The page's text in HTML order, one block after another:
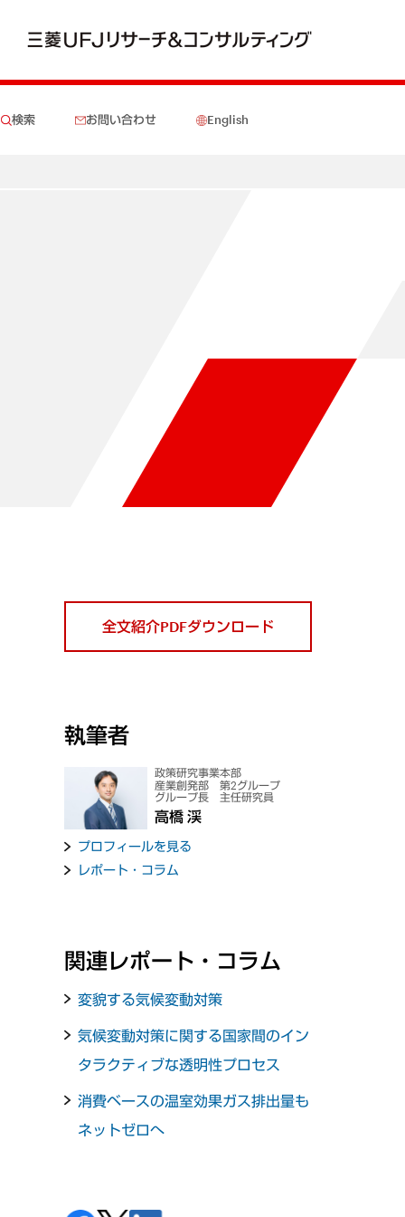
検索 お問い合わせ English
全文紹介PDFダウンロード
執筆者
政策研究事業本部
産業創発部 第2グループ
グループ長 主任研究員
高橋 渓
プロフィールを見る
レポート・コラム
関連レポート・コラム
変貌する気候変動対策
気候変動対策に関する国家間のイン
タラクティブな透明性プロセス
消費ベースの温室効果ガス排出量も
ネットゼロへ